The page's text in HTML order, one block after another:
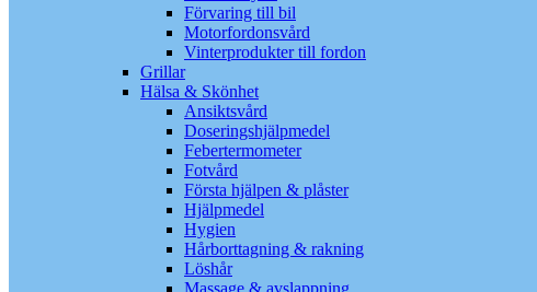
Förvaring till bil
Motorfordonsvård
Vinterprodukter till fordon
Grillar
Hälsa & Skönhet
Ansiktsvård
Doseringshjälpmedel
Febertermometer
Fotvård
Första hjälpen & plåster
Hjälpmedel
Hygien
Hårborttagning & rakning
Löshår
Massage & avslappning